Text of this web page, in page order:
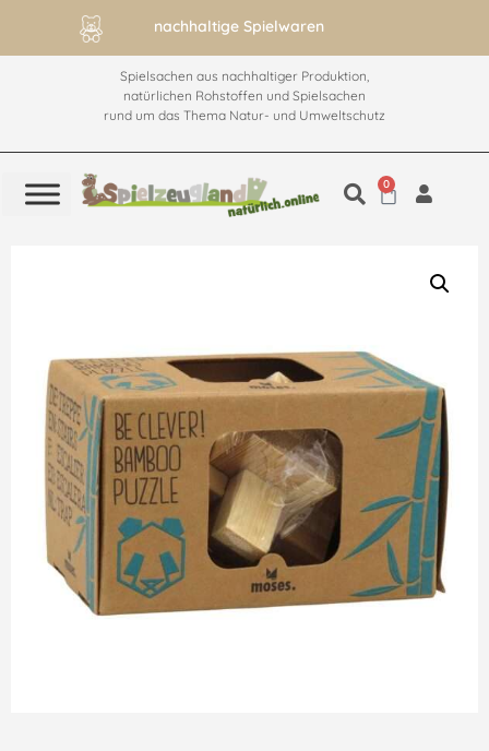
nachhaltige Spielwaren
Spielsachen aus nachhaltiger Produktion,
natürlichen Rohstoffen und Spielsachen
rund um das Thema Natur- und Umweltschutz
0